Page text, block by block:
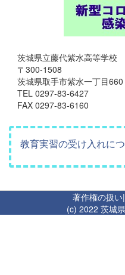
茨城県立藤代紫水高等学校
〒300-1508
茨城県取手市紫水一丁目660
TEL 0297-83-6427
FAX 0297-83-6160
教育実習の受け入れに
著作権の扱い|
(c) 2022 茨城